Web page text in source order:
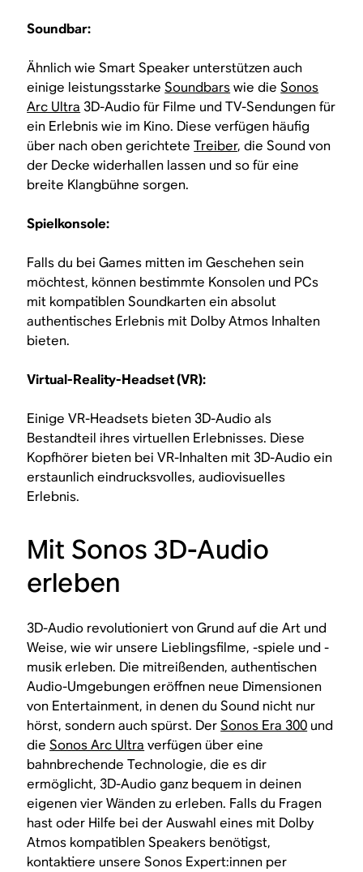
Soundbar:
Ähnlich wie Smart Speaker unterstützen auch
einige leistungsstarkeSoundbarswie dieSonos
Arc Ultra 3D-Audio für Filme und TV-Sendungen für
ein Erlebnis wie im Kino. Diese verfügen häufig
über nach oben gerichteteTreiber, die Sound von
der Decke widerhallen lassen und so für eine
breite Klangbühne sorgen.
Spielkonsole:
Falls du bei Games mitten im Geschehen sein
möchtest, können bestimmte Konsolen und PCs
mit kompatiblen Soundkarten ein absolut
authentisches Erlebnis mit Dolby Atmos Inhalten
bieten.
Virtual-Reality-Headset (VR):
Einige VR-Headsets bieten 3D-Audio als
Bestandteil ihres virtuellen Erlebnisses. Diese
Kopfhörer bieten bei VR-Inhalten mit 3D-Audio ein
erstaunlich eindrucksvolles, audiovisuelles
Erlebnis.
Mit Sonos 3D-Audio
erleben
3D-Audio revolutioniert von Grund auf die Art und
Weise, wie wir unsere Lieblingsfilme, -spiele und -
musik erleben. Die mitreißenden, authentischen
Audio-Umgebungen eröffnen neue Dimensionen
von Entertainment, in denen du Sound nicht nur
hörst, sondern auch spürst. DerSonos Era 300 und
dieSonos Arc Ultra verfügen über eine
bahnbrechende Technologie, die es dir
ermöglicht, 3D-Audio ganz bequem in deinen
eigenen vier Wänden zu erleben. Falls du Fragen
hast oder Hilfe bei der Auswahl eines mit Dolby
Atmos kompatiblen Speakers benötigst,
kontaktiere unsere Sonos Expert:innen per